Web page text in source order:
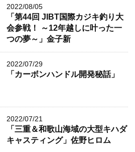
2022/08/05
「第44回 JIBT国際カジキ釣り大
会参戦！ ～12年越しに叶った一
つの夢～」金子新
2022/07/29
「カーボンハンドル開発秘話」
2022/07/21
「三重＆和歌山海域の大型キハダ
キャスティング」佐野ヒロム